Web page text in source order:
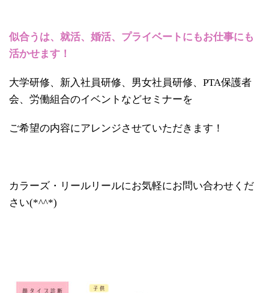
似合うは、就活、婚活、プライベートにもお仕事にも
活かせます！
大学研修、新入社員研修、男女社員研修、PTA保護者
会、労働組合のイベントなどセミナーを
ご希望の内容にアレンジさせていただきます！
カラーズ・リールリールにお気軽にお問い合わせくだ
さい(*^^*)